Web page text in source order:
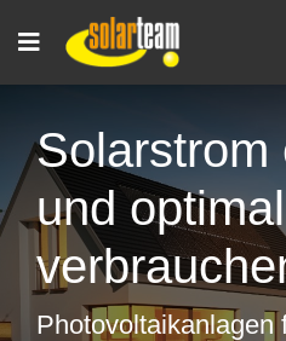
Solarstrom
und optimal
Photovoltaikanlagen